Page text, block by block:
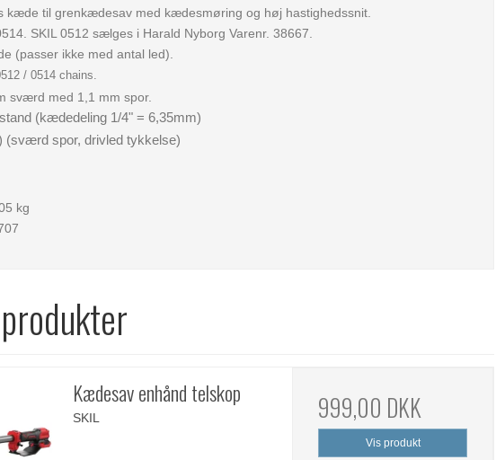
kæde til grenkædesav med kædesmøring og høj hastighedssnit.
SKIL 0512 sælges i Harald Nyborg Varenr. 38667.
(passer ikke med antal led).
/ 0514 chains.
sværd med 1,1 mm spor.
(kædedeling 1/4" = 6,35mm)
(sværd spor, drivled tykkelse)
kg
Kædesav enhånd telskop
SKIL 999,00 DKK
Vis produkt